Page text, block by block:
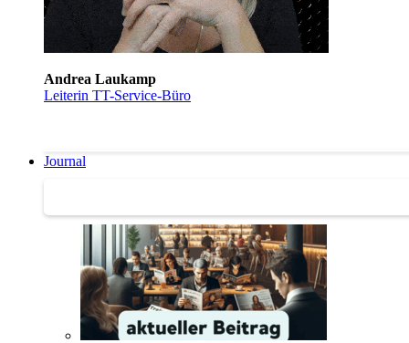
Andrea Laukamp
Leiterin TT-Service-Büro
Journal